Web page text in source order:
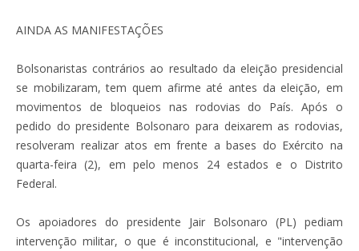
AINDA AS MANIFESTAÇÕES
Bolsonaristas contrários ao resultado da eleição presidencial
se mobilizaram, tem quem afirme até antes da eleição, em
movimentos de bloqueios nas rodovias do País. Após o
pedido do presidente Bolsonaro para deixarem as rodovias,
resolveram realizar atos em frente a bases do Exército na
quarta-feira (2), em pelo menos 24 estados e o Distrito
Federal.
Os apoiadores do presidente Jair Bolsonaro (PL) pediam
intervenção militar, o que é inconstitucional, e "intervenção